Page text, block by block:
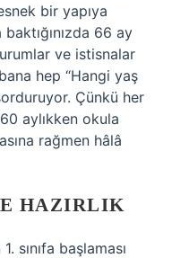
bir yapıya
66 ay
ve istisnalar
hep “Hangi yaş
Çünkü her
aylıkken okula
rağmen hâlâ
HAZIRLIK
sınıfa başlaması